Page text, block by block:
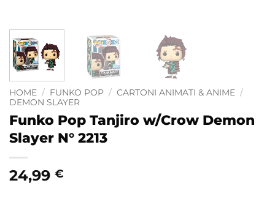
HOME / FUNKO POP / CARTONI ANIMATI & ANIME /
DEMON SLAYER
Funko Pop Tanjiro w/Crow Demon
Slayer N° 2213
24,99 €